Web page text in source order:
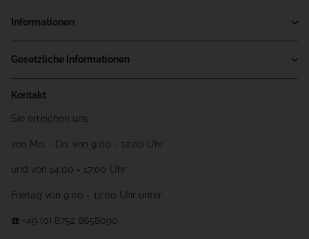
Informationen
Gesetzliche Informationen
Kontakt
Sie erreichen uns
von Mo. - Do. von 9:00 - 12:00 Uhr
und von 14:00 - 17:00 Uhr
Freitag von 9:00 - 12:00 Uhr unter:
☎️ +49 (0) 8752 8658090